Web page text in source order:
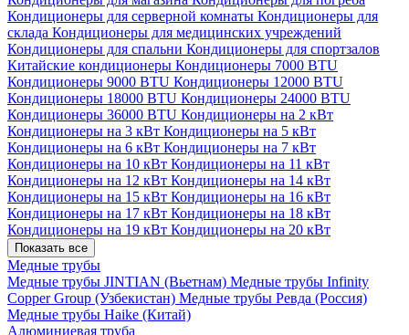
Кондиционеры для серверной комнаты Кондиционеры для
склада Кондиционеры для медицинских учреждений
Кондиционеры для спальни Кондиционеры для спортзалов
Китайские кондиционеры Кондиционеры 7000 BTU
Кондиционеры 9000 BTU Кондиционеры 12000 BTU
Кондиционеры 18000 BTU Кондиционеры 24000 BTU
Кондиционеры 36000 BTU Кондиционеры на 2 кВт
Кондиционеры на 3 кВт Кондиционеры на 5 кВт
Кондиционеры на 6 кВт Кондиционеры на 7 кВт
Кондиционеры на 10 кВт Кондиционеры на 11 кВт
Кондиционеры на 12 кВт Кондиционеры на 14 кВт
Кондиционеры на 15 кВт Кондиционеры на 16 кВт
Кондиционеры на 17 кВт Кондиционеры на 18 кВт
Кондиционеры на 19 кВт Кондиционеры на 20 кВт
Показать все
Медные трубы
Медные трубы JINTIAN (Вьетнам) Медные трубы Infinity
Copper Group (Узбекистан) Медные трубы Ревда (Россия)
Медные трубы Haike (Китай)
Алюминиевая труба